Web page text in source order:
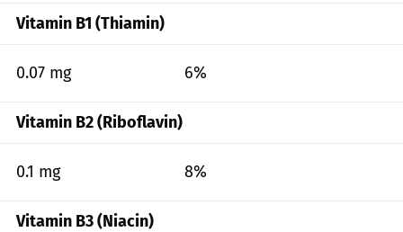
Vitamin B1 (Thiamin)
0.07 mg 6%
Vitamin B2 (Riboflavin)
0.1 mg 8%
Vitamin B3 (Niacin)